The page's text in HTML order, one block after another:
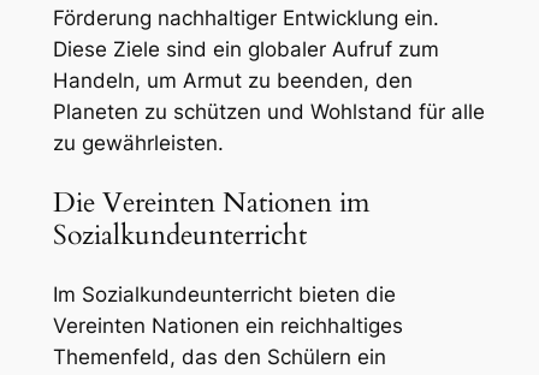
Förderung nachhaltiger Entwicklung ein.
Diese Ziele sind ein globaler Aufruf zum
Handeln, um Armut zu beenden, den
Planeten zu schützen und Wohlstand für alle
zu gewährleisten.
Die Vereinten Nationen im
Sozialkundeunterricht
Im Sozialkundeunterricht bieten die
Vereinten Nationen ein reichhaltiges
Themenfeld, das den Schülern ein